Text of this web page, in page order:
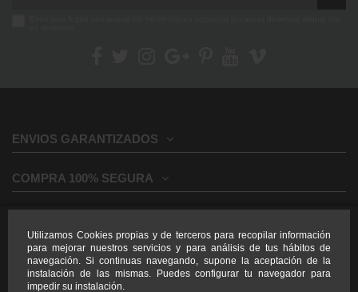
Utilizamos Cookies propias y de terceros para recopilar información
para mejorar nuestros servicios y para análisis de tus hábitos de
navegación. Si continuas navegando, supone la aceptación de la
instalación de las mismas. Puedes configurar tu navegador para
impedir su instalación.
ENVIOS GARANTIZADOS
COMPRA 100% SEGURA
INFORMACION LEGAL